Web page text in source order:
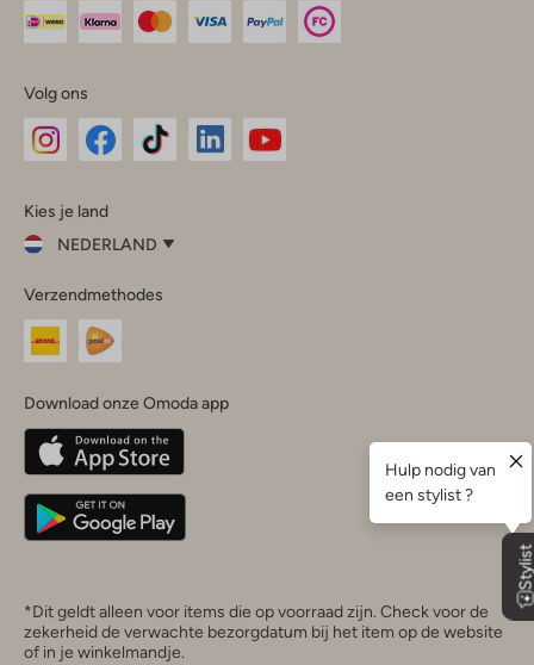
Volg ons
InstagramFacebook
Kies je land
NEDERLAND
je
land
Nederland
Belgique(Français)
Deutschland
Verzendmethodes
Download onze Omoda app
*Dit geldt alleen voor items die op voorraad zijn. Check voor de
zekerheid de verwachte bezorgdatum bij het item op de website
of in je winkelmandje.